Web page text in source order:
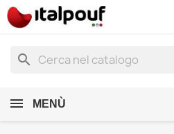
search
MENÙ